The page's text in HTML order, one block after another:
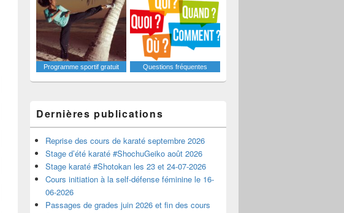
Programme sportif gratuit Questions fréquentes
Dernières publications
Reprise des cours de karaté septembre 2026
Stage d’été karaté #ShochuGeiko août 2026
Stage karaté #Shotokan les 23 et 24-07-2026
Cours initiation à la self-défense féminine le 16-
06-2026
Passages de grades juin 2026 et fin des cours